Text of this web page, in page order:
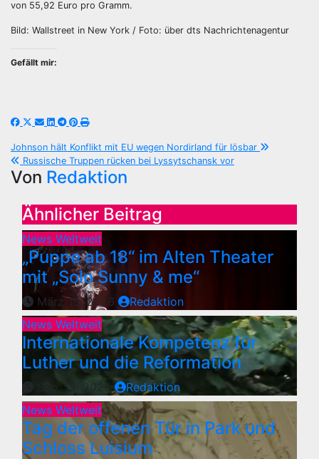
von 55,92 Euro pro Gramm.
Bild: Wallstreet in New York / Foto: über dts Nachrichtenagentur
Gefällt mir:
Beitragsnavigation
Johnson hält Konflikt mit EU wegen Nordirland für lösbar
Russische Truppen rücken bei Lyssytschansk vor
Von Redaktion
Ähnlicher Beitrag
News Weltweit
„Puppe ab 18“ im Alten Theater
mit „Solo Sunny & me“
März 15, 2026
Redaktion
News Weltweit
Internationale Kompetenz für
Luther und die Reformation
Sep. 12, 2025
Redaktion
News Weltweit
Tag der offenen Tür in Park und
Schloss Luisium